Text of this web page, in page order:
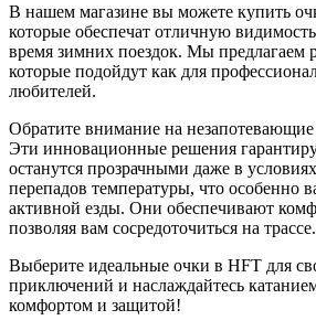
В нашем магазине вы можете купить
которые обеспечат отличную
время зимних поездок. Мы предлагаем
которые подойдут как для
любителей.
Обратите внимание на незапотевающие
Эти инновационные решения
останутся прозрачными даже в
перепадов температуры, что особенно
активной езды. Они обеспечивают
позволяя вам сосредоточиться на трассе.
Выберите идеальные очки в HFT для
приключений и наслаждайтесь
комфортом и защитой!